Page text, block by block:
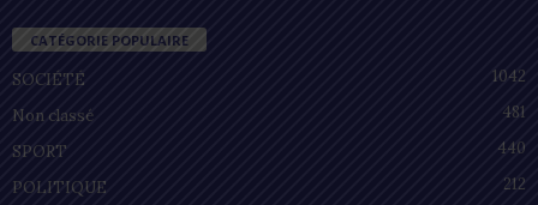
CATÉGORIE POPULAIRE
SOCIÉTÉ
1042
Non classé
481
SPORT
440
POLITIQUE
212